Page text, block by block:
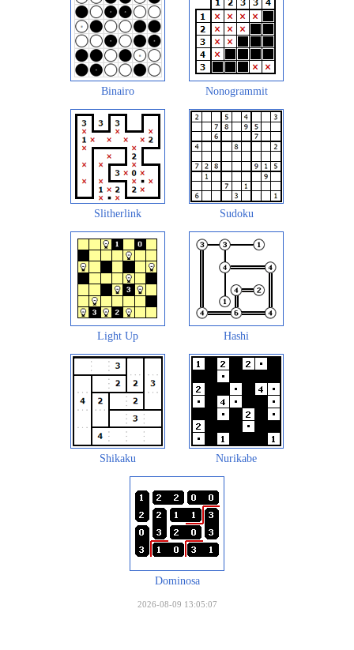
Binairo Nonogrammit
Slitherlink Sudoku
Light Up Hashi
Shikaku Nurikabe
Dominosa
2026-08-09 13:05:07